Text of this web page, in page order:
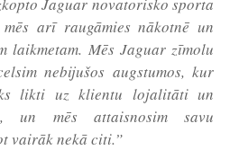
arī raugāmies nākotnē un
laikmetam. Mēs Jaguar zīmolu
nebijušos augstumos, kur
likti uz klientu lojalitāti un
un mēs attaisnosim savu
vairāk nekā citi.”